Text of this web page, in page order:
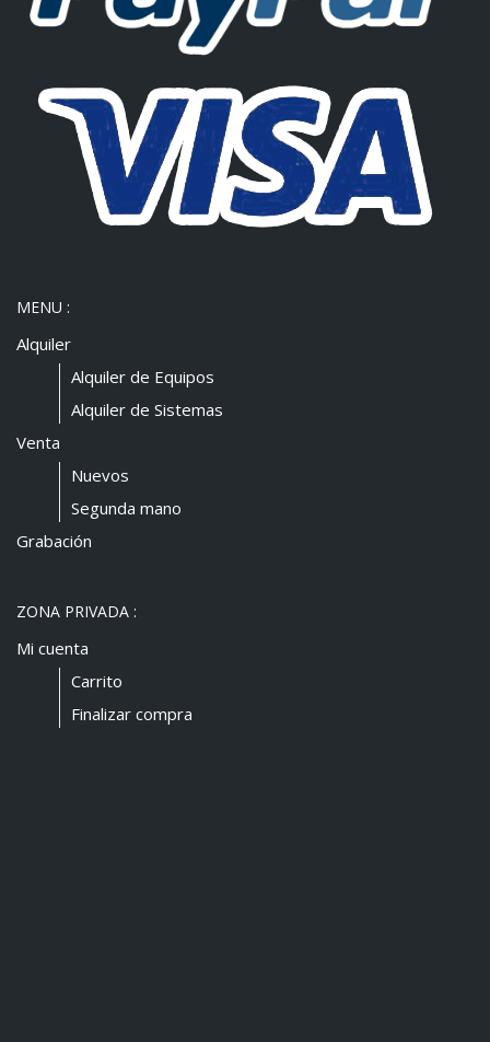
MENU :
Alquiler
Alquiler de Equipos
Alquiler de Sistemas
Venta
Nuevos
Segunda mano
Grabación
ZONA PRIVADA :
Mi cuenta
Carrito
Finalizar compra